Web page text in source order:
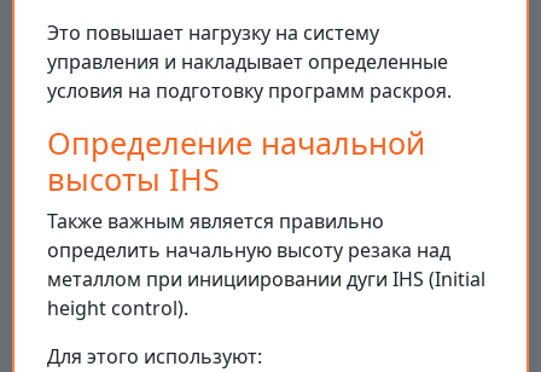
Это повышает нагрузку на систему
управления и накладывает определенные
условия на подготовку программ раскроя.
Определение начальной
высоты IHS
Также важным является правильно
определить начальную высоту резака над
металлом при инициировании дуги IHS (Initial
height control).
Для этого используют: